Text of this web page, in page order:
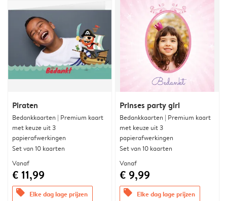
Piraten
Bedankkaarten | Premium kaart
met keuze uit 3
papierafwerkingen
Set van 10 kaarten
Vanaf
€ 11,99
offers Elke dag lage prijzen
Prinses party girl
Bedankkaarten | Premium kaart
met keuze uit 3
papierafwerkingen
Set van 10 kaarten
Vanaf
€ 9,99
offers Elke dag lage prijzen